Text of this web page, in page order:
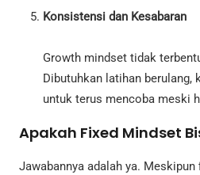
Konsistensi dan Kesabaran
Growth mindset tidak
Dibutuhkan latihan berulang,
untuk terus mencoba meski
Apakah Fixed Mindset
Jawabannya adalah ya.